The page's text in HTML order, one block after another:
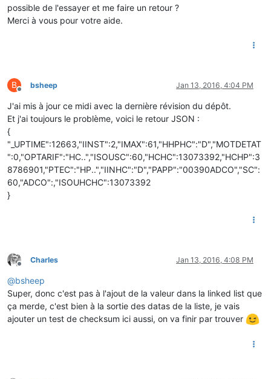
possible de l'essayer et me faire un retour ?
Merci à vous pour votre aide.
B
Offline
bsheep Jan 13, 2016, 4:04 PM
J'ai mis à jour ce midi avec la dernière révision du dépôt.
Et j'ai toujours le problème, voici le retour JSON :
{
"_UPTIME":12663,"IINST":2,"IMAX":61,"HHPHC":"D","MOTDETAT
":0,"OPTARIF":"HC..","ISOUSC":60,"HCHC":13073392,"HCHP":3
8786901,"PTEC":"HP..","IINHC":"D","PAPP":"00390ADCO","SC":
60,"ADCO":,"ISOUHCHC":13073392
}
Offline
Charles Jan 13, 2016, 4:08 PM
@bsheep
Super, donc c'est pas à l'ajout de la valeur dans la linked list que
ça merde, c'est bien à la sortie des datas de la liste, je vais
ajouter un test de checksum ici aussi, on va finir par trouver